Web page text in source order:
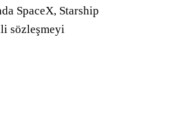
SpaceX, Starship
sözleşmeyi